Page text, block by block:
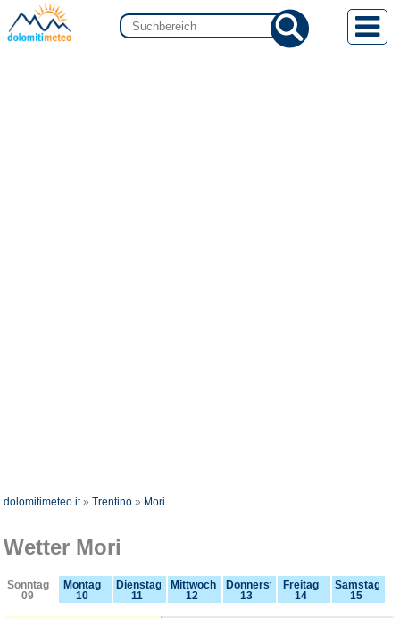
dolomitimeteo.it»Trentino » Mori
Wetter Mori
Sonntag
09
Montag
10
Dienstag
11
Mittwoch
12
Donnerstag
13
Freitag
14
Samstag
15